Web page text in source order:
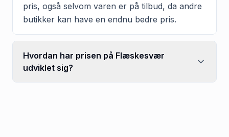
pris, også selvom varen er på tilbud, da andre
butikker kan have en endnu bedre pris.
Hvordan har prisen på Flæskesvær
udviklet sig?